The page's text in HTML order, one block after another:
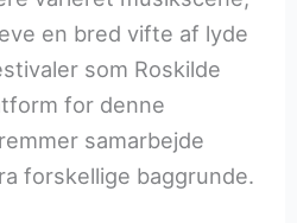
en bred vifte af lyde
som Roskilde
for denne
samarbejde
forskellige baggrunde.